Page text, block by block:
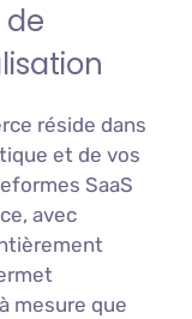
réside dans
et de vos
SaaS
avec
mesure que